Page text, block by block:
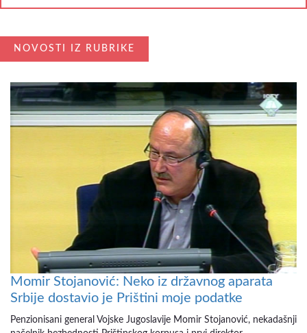
NOVOSTI IZ RUBRIKE
Momir Stojanović: Neko iz državnog aparata
Srbije dostavio je Prištini moje podatke
Penzionisani general Vojske Jugoslavije Momir Stojanović, nekadašnji